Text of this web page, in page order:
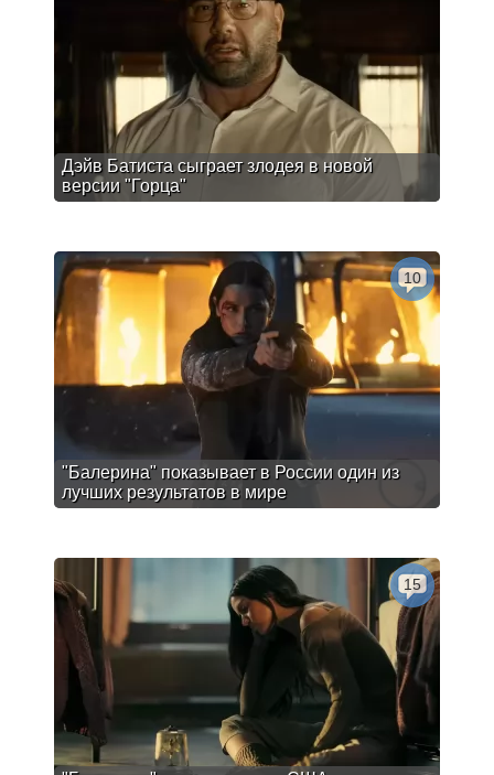
Дэйв Батиста сыграет злодея в новой
версии "Горца"
"Балерина" показывает в России один из
лучших результатов в мире
10
15